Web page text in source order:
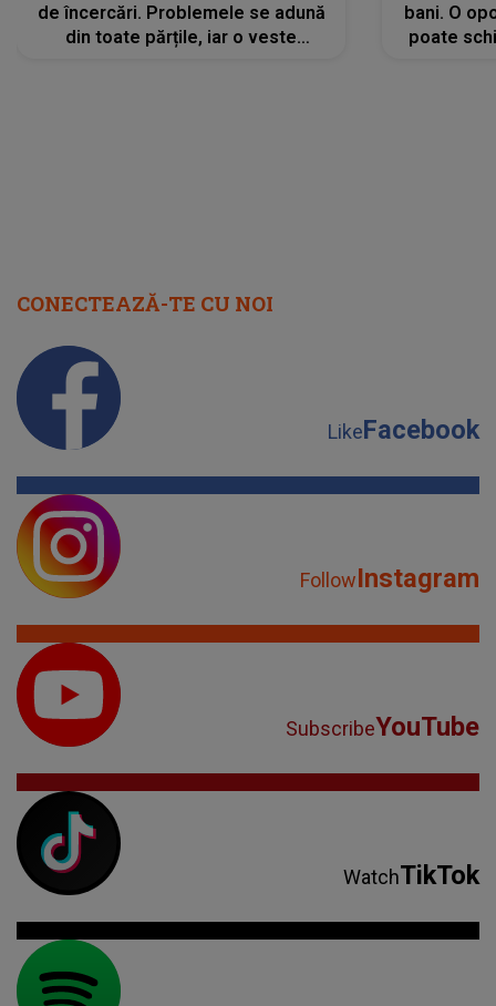
de încercări. Problemele se adună
din toate părțile, iar o veste
bani. O
poate
CONECTEAZĂ-TE CU NOI
LikeFacebook
FollowInstagram
SubscribeYouTube
WatchTikTok